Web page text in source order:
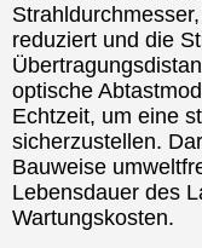
reduziert und die
optische
Echtzeit, um eine
sicherzustellen.
Bauweise
Lebensdauer des
Wartungskosten.